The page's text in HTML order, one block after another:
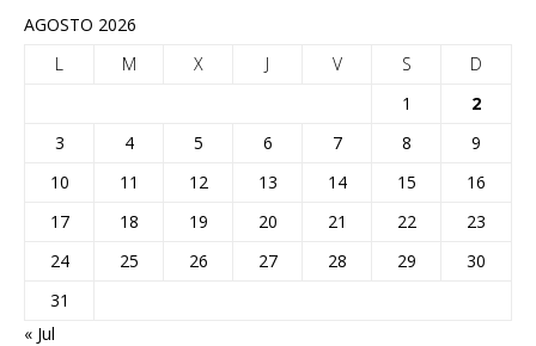
AGOSTO 2026
L
M X J V S
D
1
2
3
4 5 6 7 8
9
10
11 12 13 14 15
16
17
18 19 20 21 22
23
24
25 26 27 28 29
30
31
« Jul